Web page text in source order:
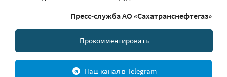
Пресс-служба АО «Сахатранснефтегаз»
Прокомментировать
Наш канал в Telegram